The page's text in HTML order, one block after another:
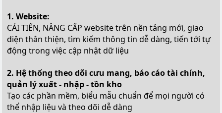
1. Website:
CẢI TIẾN, NÂNG CẤP website trên nền tảng mới, giao
diện thân thiện, tìm kiếm thông tin dễ dàng, tiến tới tự
động trong việc cập nhật dữ liệu
2. Hệ thống theo dõi cưu mang, báo cáo tài chính,
quản lý xuất - nhập - tồn kho
Tạo các phần mềm, biểu mẫu chuẩn để mọi người có
thể nhập liệu và theo dõi dễ dàng